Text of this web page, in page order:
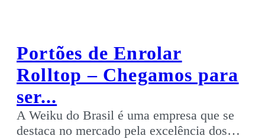
Portões de Enrolar
Rolltop – Chegamos para
ser...
A Weiku do Brasil é uma empresa que se
destaca no mercado pela excelência dos…